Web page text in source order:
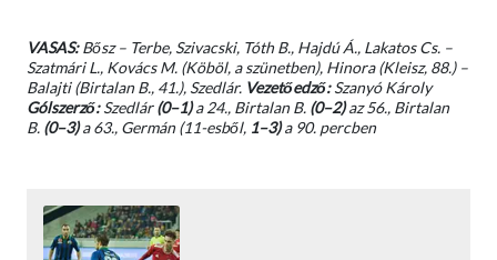
VASAS:Bősz – Terbe, Szivacski, Tóth B., Hajdú Á., Lakatos Cs. –
Szatmári L., Kovács M. (Köböl, a szünetben), Hinora (Kleisz, 88.) –
Balajti (Birtalan B., 41.), Szedlár. Vezetőedző:Szanyó Károly
Gólszerző:Szedlár(0–1)a 24., Birtalan B.(0–2)az 56., Birtalan
B. (0–3)a 63., Germán (11-esből, 1–3)a 90. percben